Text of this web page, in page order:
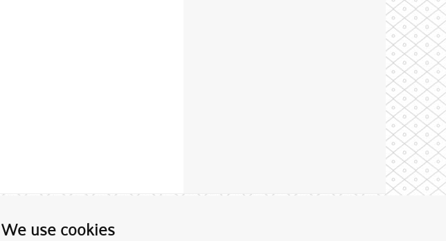
We use cookies
[at] cuni.cz
/ Each constituent